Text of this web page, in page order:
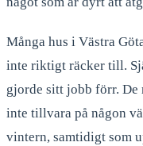
Många hus i Västra
inte riktigt räcker till.
gjorde sitt jobb förr. De
inte tillvara på någon
vintern, samtidigt som